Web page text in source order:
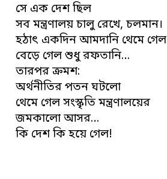
সে এক দেশ ছিল
সব মন্ত্রণালয় চালু রেখে, চলমান।
হঠাৎ একদিন আমদানি থেমে গেল
বেড়ে গেল শুধু রফতানি…
তারপর ক্রমশ:
অর্থনীতির পতন ঘটলো
থেমে গেল সংস্কৃতি মন্ত্রণালয়ের
জমকালো আসর…
কি দেশ কি হয়ে গেল!